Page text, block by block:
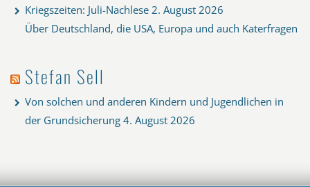
Kriegszeiten: Juli-Nachlese 2. August 2026
Über Deutschland, die USA, Europa und auch Katerfragen
Stefan Sell
Von solchen und anderen Kindern und Jugendlichen in
der Grundsicherung 4. August 2026